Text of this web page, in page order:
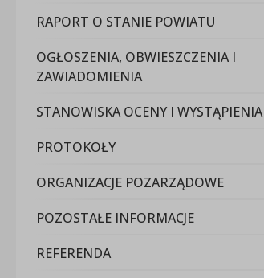
RAPORT O STANIE POWIATU
OGŁOSZENIA, OBWIESZCZENIA I
ZAWIADOMIENIA
STANOWISKA OCENY I WYSTĄPIENIA
PROTOKOŁY
ORGANIZACJE POZARZĄDOWE
POZOSTAŁE INFORMACJE
REFERENDA